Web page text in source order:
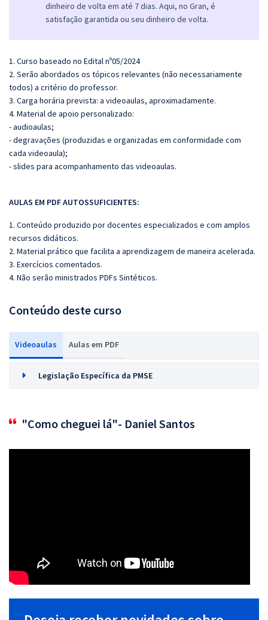
dinheiro de volta em até 7 dias. Aqui, no Gran, é
satisfação garantida ou seu dinheiro de volta.
1. Curso baseado no Edital nº05/2024
2. Serão abordados os tópicos relevantes (não necessariamente
todos) a critério do professor.
3. Carga horária prevista: a videoaulas, aproximadamente.
4. Material de apoio personalizado:
- audioaulas;
- degravações (produzidas e organizadas em conformidade com
cada videoaula);
- slides para acompanhamento das videoaulas.
AULAS EM PDF AUTOSSUFICIENTES:
1. Conteúdo produzido por docentes especializados e com amplos
recursos didáticos.
2. Material prático que facilita a aprendizagem de maneira acelerada.
3. Exercícios comentados.
4. Não serão ministrados PDFs Sintéticos.
Conteúdo deste curso
Videoaulas Aulas em PDF
Legislação Específica da PMSE
"Como cheguei lá"- Daniel Santos